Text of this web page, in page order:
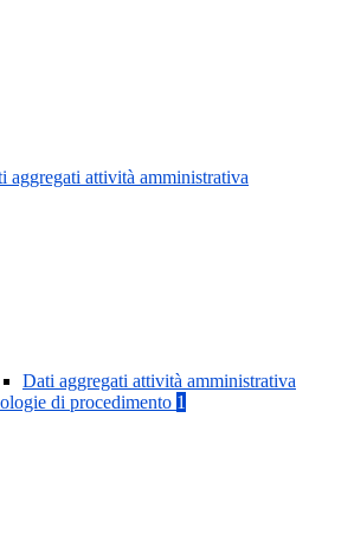
aggregati attività amministrativa
Dati aggregati attività amministrativa
di procedimento 1